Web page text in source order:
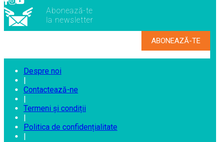
Abonează-te
la newsletter
Despre noi
Contactează-ne
Termeni și condiții
Politica de confidențialitate